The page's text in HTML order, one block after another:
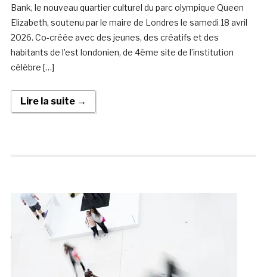
Bank, le nouveau quartier culturel du parc olympique Queen
Elizabeth, soutenu par le maire de Londres le samedi 18 avril
2026. Co-créée avec des jeunes, des créatifs et des
habitants de l’est londonien, de 4ème site de l’institution
célèbre […]
Lire la suite →